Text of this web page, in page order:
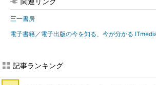
三一書房
電子書籍／電子出版の今を知る、今が分かる
記事ランキング